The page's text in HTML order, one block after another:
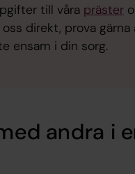
till våra präster
direkt, prova
ensam i din sorg.
andra i